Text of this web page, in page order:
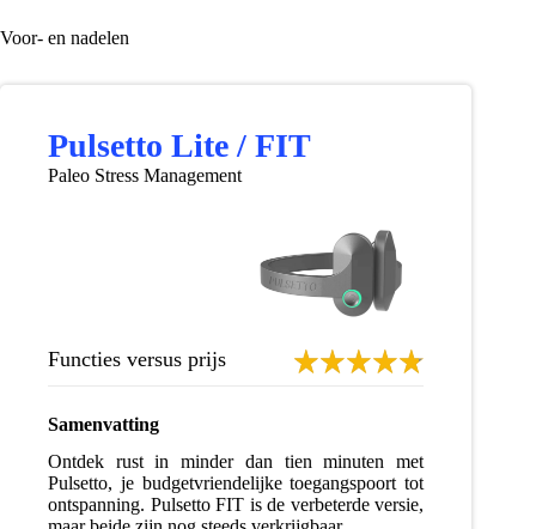
Voor- en nadelen
Pulsetto Lite / FIT
Paleo Stress Management
Functies versus prijs
Samenvatting
Ontdek rust in minder dan tien minuten met
Pulsetto, je budgetvriendelijke toegangspoort tot
ontspanning. Pulsetto FIT is de verbeterde versie,